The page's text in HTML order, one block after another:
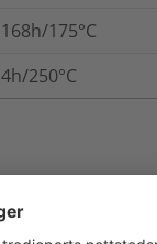
168h/175°C
4h/250°C